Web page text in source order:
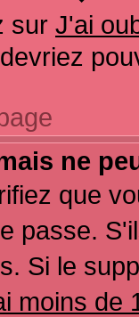
sur J'ai
ne
que
passe.
Si le
moins de